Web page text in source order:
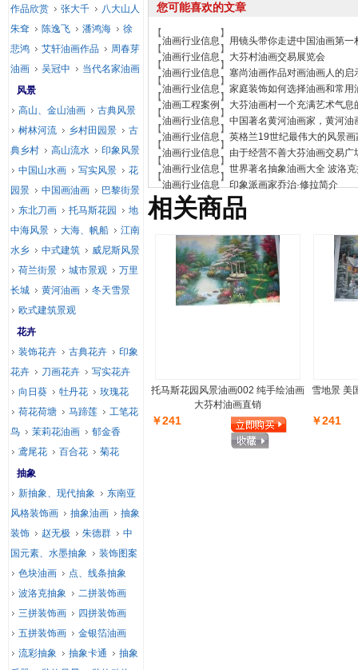
您可能喜欢的文章
【油画行业信息 】 用镜头带你走进中国油画第一
【油画行业信息 】 大芬村油画交易展览会
【油画行业信息 】 塞尚油画作品对画油画人的启
【油画行业信息 】 家庭装饰如何选择油画和常用
【油画工程案例 】 大芬油画村一个充满艺术气息
【油画行业信息 】 中国著名黄河油画家，黄河油
【油画行业信息 】 英格兰19世纪最伟大的风景
【油画行业信息 】 由于经营不善大芬油画交易
【油画行业信息 】 世界著名抽象油画大全 波洛
【油画行业信息】 印象派画家乔治·修拉简介
相关商品
托马斯花园风景油画002 纯手绘油画
大芬村油画直销
￥241
雪地景 美
￥241
作品欣赏
张大千
八大山人
朱耷
陈逸飞 潘鸿海
徐
悲鸿
艾轩油画作品
周春芽
油画
吴冠中
当代名家油画
风景
高山、金山油画
古典风景
树林河流
乡村田园景
古
典乡村
高山流水
印象风景
中国山水画
写实风景
花
园景
中国画油画
巴黎街景
东北刀画
托马斯花园
地
中海风景
大海、帆船
江南
水乡
中式建筑
威尼斯风景
荷兰街景
城市景观
万里
长城
黄河油画
冬天雪景
欧式建筑景观
花卉
装饰花卉
古典花卉
印象
花卉
刀画花卉
写实花卉
向日葵
牡丹花
玫瑰花
荷花荷塘
马蹄莲
工笔花
鸟
茉莉花油画
郁金香
鸢尾花
百合花
菊花
抽象
新抽象、现代抽象
东南亚
风格装饰画
抽象油画
抽象
装饰
赵无极 朱德群
中
国元素、水墨抽象
装饰图案
色块油画
点、线条抽象
波洛克抽象
二拼装饰画
三拼装饰画
四拼装饰画
五拼装饰画
金银箔油画
流彩抽象
抽象卡通
抽象